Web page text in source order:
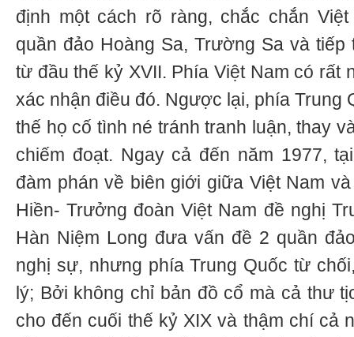
định một cách rõ ràng, chắc chắn
quần đảo Hoàng Sa, Trường Sa và
từ đầu thế kỷ XVII. Phía Việt Nam có rất
xác nhận điều đó. Ngược lại, phía Trung
thế họ cố tình né tránh tranh luận, thay
chiếm đoạt. Ngay cả đến năm 1977,
đàm phán về biên giới giữa Việt Nam
Hiền- Trưởng đoàn Việt Nam đề nghị
Hàn Niệm Long đưa vấn đề 2 quần
nghị sự, nhưng phía Trung Quốc từ
lý; Bởi không chỉ bản đồ cổ mà cả thư
cho đến cuối thế kỷ XIX và thậm chí cả